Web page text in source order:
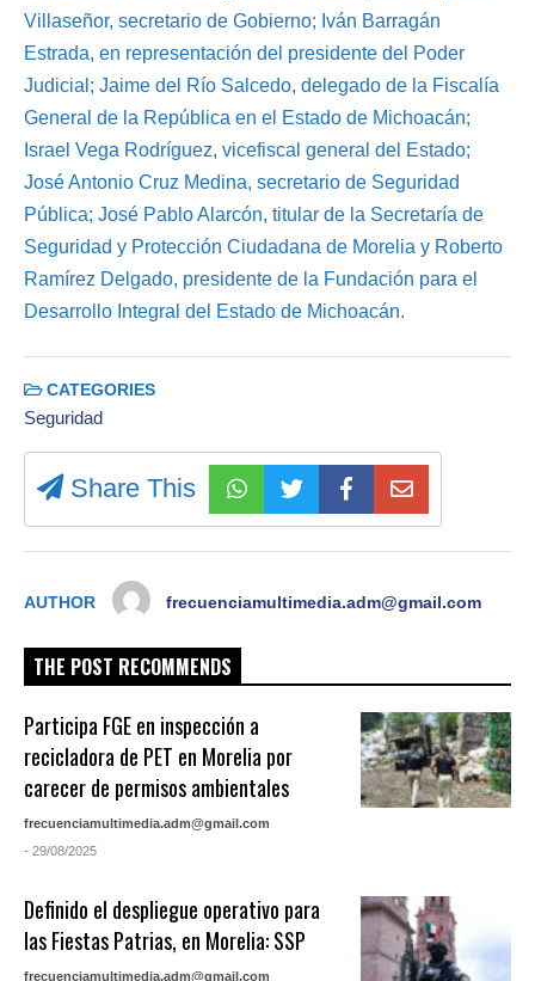
Villaseñor, secretario de Gobierno; Iván Barragán
Estrada, en representación del presidente del Poder
Judicial; Jaime del Río Salcedo, delegado de la Fiscalía
General de la República en el Estado de Michoacán;
Israel Vega Rodríguez, vicefiscal general del Estado;
José Antonio Cruz Medina, secretario de Seguridad
Pública; José Pablo Alarcón, titular de la Secretaría de
Seguridad y Protección Ciudadana de Morelia y Roberto
Ramírez Delgado, presidente de la Fundación para el
Desarrollo Integral del Estado de Michoacán.
CATEGORIES
Seguridad
Share This
AUTHOR frecuenciamultimedia.adm@gmail.com
THE POST RECOMMENDS
Participa FGE en inspección a
recicladora de PET en Morelia por
carecer de permisos ambientales
frecuenciamultimedia.adm@gmail.com
- 29/08/2025
Definido el despliegue operativo para
las Fiestas Patrias, en Morelia: SSP
frecuenciamultimedia.adm@gmail.com